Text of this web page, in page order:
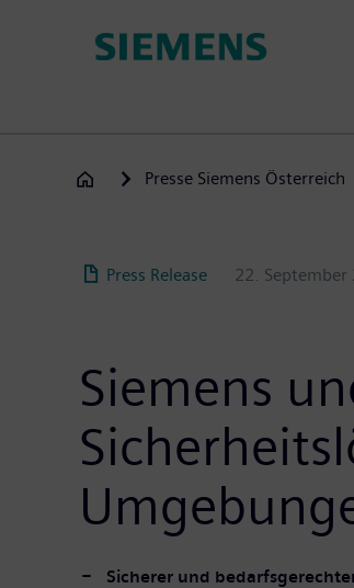
Presse Siemens Österreich
Press Release 22. September
Siemens
Sicherer und